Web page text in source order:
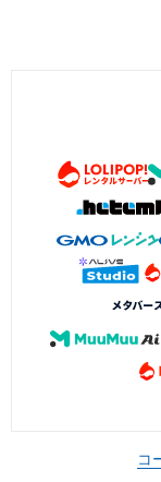
コ